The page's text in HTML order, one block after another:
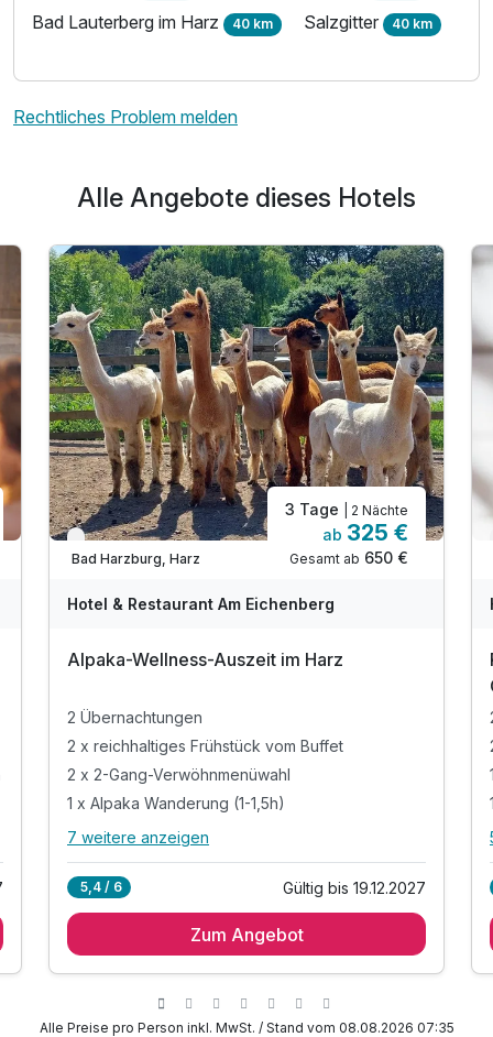
Bad Lauterberg im Harz 40 km Salzgitter 40 km
Rechtliches Problem melden
Alle Angebote dieses Hotels
Verfügbar bis Dezember
Bad Harzburg, Harz
3 Tage | 2 Nächte
ab 325 €
Gesamt ab 650 €
Hotel & Restaurant Am Eichenberg
Alpaka-Wellness-Auszeit im Harz
2 Übernachtungen
2 x reichhaltiges Frühstück vom Buffet
2 x 2-Gang-Verwöhnmenüwahl
1 x Alpaka Wanderung (1-1,5h)
Alle Inklusivleistungen
2 x reichhaltiges Frühstück vom Buffet
1 x Aloe Vera Anwendung-Gesicht, Hals &
7 weitere anzeigen
5,4 / 6 Gültig bis 19.12.2027
Zum Angebot
Alle Preise pro Person inkl. MwSt. / Stand vom 08.08.2026 07:35